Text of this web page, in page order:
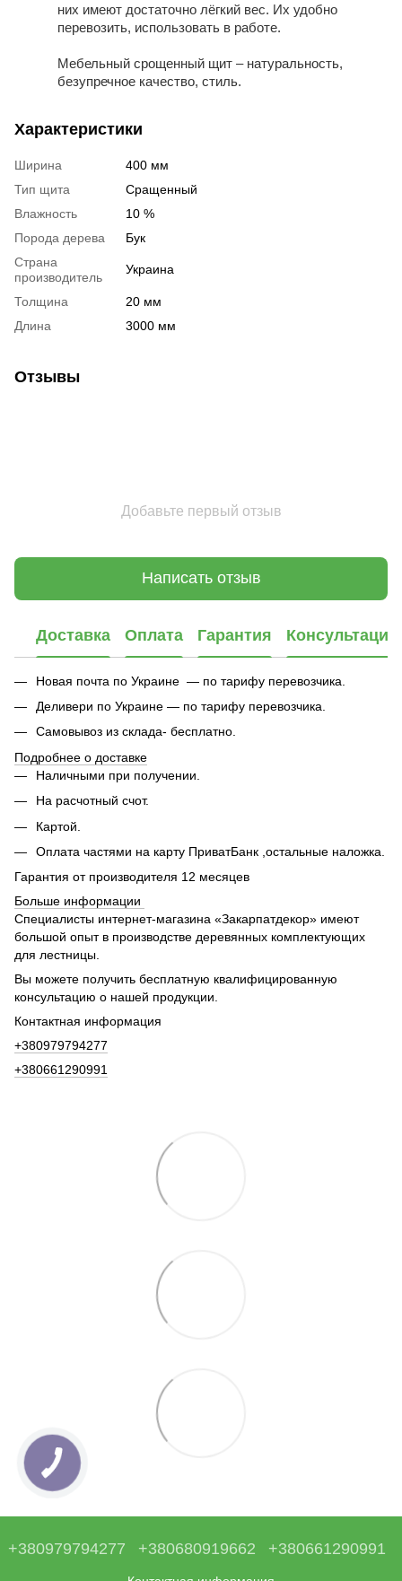
них имеют достаточно лёгкий вес. Их удобно
перевозить, использовать в работе.
Мебельный срощенный щит – натуральность,
безупречное качество, стиль.
Характеристики
Ширина
400 мм
Тип щита
Сращенный
Влажность
10 %
Порода дерева
Бук
Страна
производитель
Украина
Толщина
20 мм
Длина
3000 мм
Отзывы
Добавьте первый отзыв
Написать отзыв
Доставка Оплата Гарантия Консультация
Новая почта по Украине — по тарифу перевозчика.
Деливери по Украине — по тарифу перевозчика.
Самовывоз из склада- бесплатно.
Подробнее о доставке
Наличными при получении.
На расчотный счот.
Картой.
Оплата частями на карту ПриватБанк ,остальные наложка.
Гарантия от производителя 12 месяцев
Больше информации
Специалисты интернет-магазина «Закарпатдекор» имеют
большой опыт в производстве деревянных комплектующих
для лестницы.
Вы можете получить бесплатную квалифицированную
консультацию о нашей продукции.
Контактная информация
+380979794277
+380661290991
+380979794277 +380680919662 +380661290991